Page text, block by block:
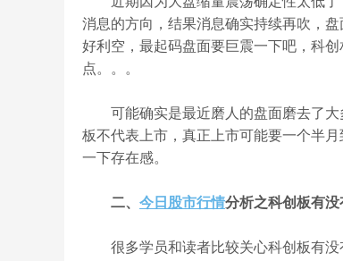
消息的方向，结果消息确实持续再吹，
好利空，最起码盘面要巨震一下吧，科
点。。。
可能确实是最近磨人的盘面磨去了大
板不代表上市，真正上市可能要一个半
一下存在感。
二、 今日股市行情分析之科创板有
很多学员和读者比较关心科创板有没